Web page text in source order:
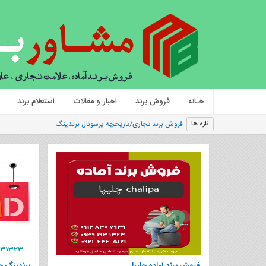
خـانه فروش برند اخبار و مقالات استعلام برند
تازه ها |